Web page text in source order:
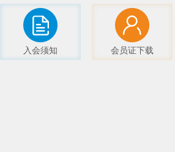
入会须知 会员证下载